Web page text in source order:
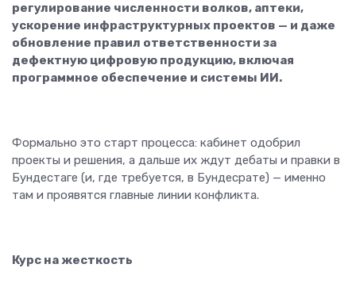
регулирование численности волков, аптеки,
ускорение инфраструктурных проектов — и даже
обновление правил ответственности за
дефектную цифровую продукцию, включая
программное обеспечение и системы ИИ.
Формально это старт процесса: кабинет одобрил
проекты и решения, а дальше их ждут дебаты и правки в
Бундестаге (и, где требуется, в Бундесрате) — именно
там и проявятся главные линии конфликта.
Курс на жесткость